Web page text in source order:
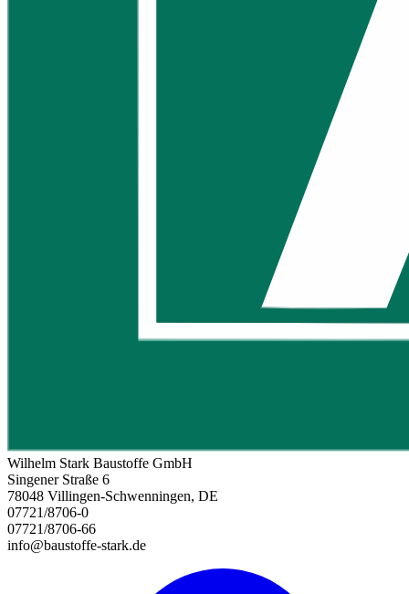
Wilhelm Stark Baustoffe GmbH
Singener Straße 6
78048 Villingen-Schwenningen, DE
07721/8706-0
07721/8706-66
info@baustoffe-stark.de